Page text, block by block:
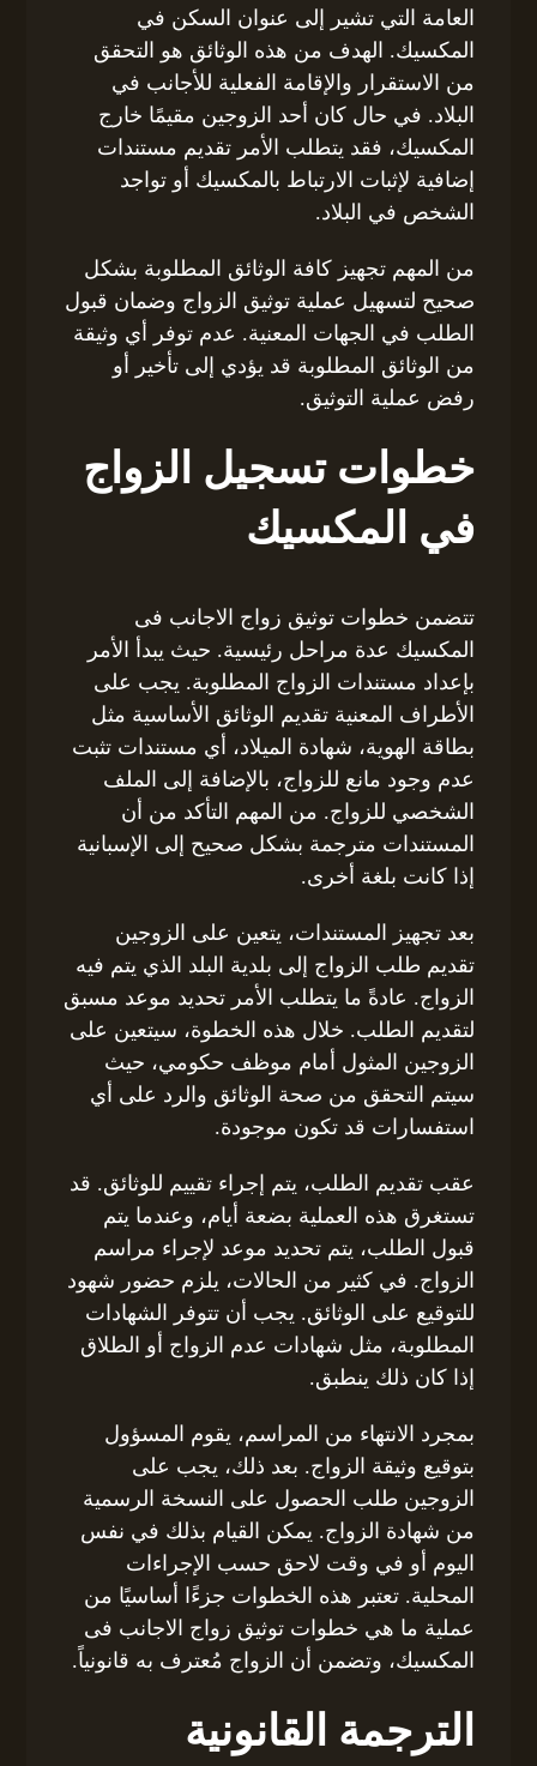
العامة التي تشير إلى عنوان السكن في
المكسيك. الهدف من هذه الوثائق هو التحقق
من الاستقرار والإقامة الفعلية للأجانب في
البلاد. في حال كان أحد الزوجين مقيمًا خارج
المكسيك، فقد يتطلب الأمر تقديم مستندات
إضافية لإثبات الارتباط بالمكسيك أو تواجد
الشخص في البلاد.
من المهم تجهيز كافة الوثائق المطلوبة بشكل
صحيح لتسهيل عملية توثيق الزواج وضمان قبول
الطلب في الجهات المعنية. عدم توفر أي وثيقة
من الوثائق المطلوبة قد يؤدي إلى تأخير أو
رفض عملية التوثيق.
خطوات تسجيل الزواج
في المكسيك
تتضمن خطوات توثيق زواج الاجانب فى
المكسيك عدة مراحل رئيسية. حيث يبدأ الأمر
بإعداد مستندات الزواج المطلوبة. يجب على
الأطراف المعنية تقديم الوثائق الأساسية مثل
بطاقة الهوية، شهادة الميلاد، أي مستندات تثبت
عدم وجود مانع للزواج، بالإضافة إلى الملف
الشخصي للزواج. من المهم التأكد من أن
المستندات مترجمة بشكل صحيح إلى الإسبانية
إذا كانت بلغة أخرى.
بعد تجهيز المستندات، يتعين على الزوجين
تقديم طلب الزواج إلى بلدية البلد الذي يتم فيه
الزواج. عادةً ما يتطلب الأمر تحديد موعد مسبق
لتقديم الطلب. خلال هذه الخطوة، سيتعين على
الزوجين المثول أمام موظف حكومي، حيث
سيتم التحقق من صحة الوثائق والرد على أي
استفسارات قد تكون موجودة.
عقب تقديم الطلب، يتم إجراء تقييم للوثائق. قد
تستغرق هذه العملية بضعة أيام، وعندما يتم
قبول الطلب، يتم تحديد موعد لإجراء مراسم
الزواج. في كثير من الحالات، يلزم حضور شهود
للتوقيع على الوثائق. يجب أن تتوفر الشهادات
المطلوبة، مثل شهادات عدم الزواج أو الطلاق
إذا كان ذلك ينطبق.
بمجرد الانتهاء من المراسم، يقوم المسؤول
بتوقيع وثيقة الزواج. بعد ذلك، يجب على
الزوجين طلب الحصول على النسخة الرسمية
من شهادة الزواج. يمكن القيام بذلك في نفس
اليوم أو في وقت لاحق حسب الإجراءات
المحلية. تعتبر هذه الخطوات جزءًا أساسيًا من
عملية ما هي خطوات توثيق زواج الاجانب فى
المكسيك، وتضمن أن الزواج مُعترف به قانونياً.
الترجمة القانونية